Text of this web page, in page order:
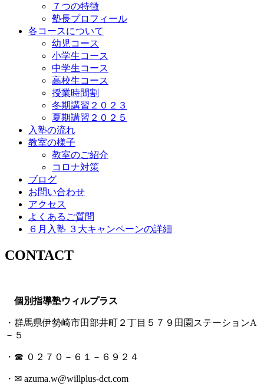
７つの特徴
塾長プロフィール
各コースについて
幼児コース
小学生コース
中学生コース
高校生コース
授業時間割
冬期講習２０２３
夏期講習２０２５
入塾の流れ
教室の様子
教室のご紹介
コロナ対策
ブログ
お問い合わせ
アクセス
よくあるご質問
６月入塾 ３大キャンペーンの詳細
CONTACT
個別指導塾ウィルプラス
・群馬県伊勢崎市田部井町２丁目５７９田園ステーションA
－５
・☎ ０２７０－６１－６９２４
・✉ azuma.w@willplus-dct.com